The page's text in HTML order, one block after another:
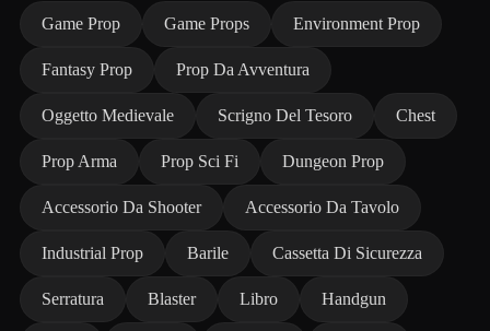
Game Prop Game Props Environment Prop
Fantasy Prop Prop Da Avventura
Oggetto Medievale Scrigno Del Tesoro Chest
Prop Arma Prop Sci Fi Dungeon Prop
Accessorio Da Shooter Accessorio Da Tavolo
Industrial Prop Barile Cassetta Di Sicurezza
Serratura Blaster Libro Handgun